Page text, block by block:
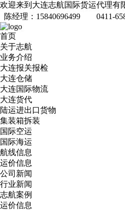
欢迎来到大连志航国际货运代理有
陈经理：15840696499
0411-
首页
关于志航
业务介绍
大连报关报检
大连仓储
大连国际物流
大连货代
陆运进出口货物
集装箱拆装
国际空运
国际海运
航线信息
运价信息
公司新闻
行业新闻
志航案例
运价信息